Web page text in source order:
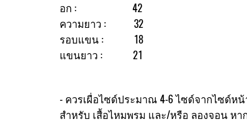
อก : 42
ความยาว : 32
รอบแขน : 18
แขนยาว : 21
- ควรเผื่อไซด์ประมาณ 4-6 ไซด์จากไซด์ห
สำหรับ เสื้อไหมพรม และ/หรือ ลองจอน